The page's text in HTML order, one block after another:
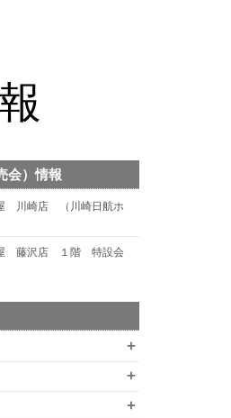
会）情報
川崎店 （川崎日航ホ
屋 藤沢店 １階 特設会
+
+
+